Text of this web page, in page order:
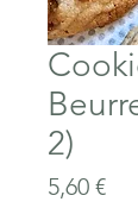
2)
5,60 €Prix